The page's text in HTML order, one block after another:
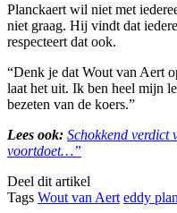
Planckaert wil niet met
niet graag. Hij vindt dat
respecteert dat ook.
“Denk je dat Wout van Aert
laat het uit. Ik ben heel mijn
bezeten van de koers.”
Lees ook: Schokkend verdict
voortdoet…”
Deel dit artikel
Tags Wout van Aert eddy